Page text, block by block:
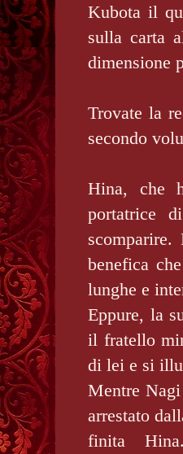
Kubota il
sulla carta
dimensione
Trovate la
secondo
Hina, che
portatrice
scomparire.
benefica
lunghe e
Eppure, la
il fratello
di lei e si
Mentre
arrestato
finita